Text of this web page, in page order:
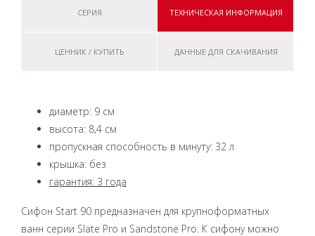
СЕРИЯ ТЕХНИЧЕСКАЯ ИНФОРМАЦИЯ
ЦЕННИК / КУПИТЬ ДАННЫЕ ДЛЯ СКАЧИВАНИЯ
диаметр: 9 см
высота: 8,4 см
пропускная способность в минуту: 32 л
крышка: без
гарантия: 3 года
Сифон Start 90 предназначен для крупноформатных
ванн серии Slate Pro и Sandstone Pro. К сифону можно